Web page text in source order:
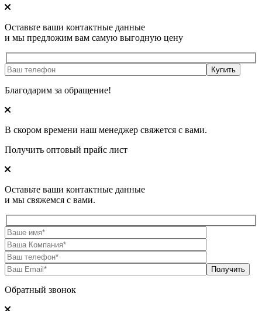
Оставьте ваши контактные данные
и мы предложим вам самую выгодную цену
Благодарим за обращение!
В скором времени наш менеджер свяжется с вами.
Получить оптовый прайс лист
Оставьте ваши контактные данные
и мы свяжемся с вами.
Обратный звонок